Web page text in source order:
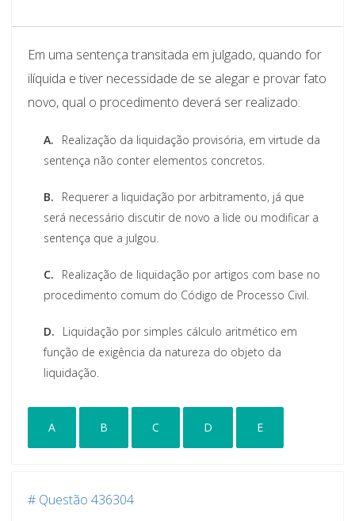
Em uma sentença transitada em julgado, quando for
ilíquida e tiver necessidade de se alegar e provar fato
novo, qual o procedimento deverá ser realizado:
A.
Realização da liquidação provisória, em virtude da
sentença não conter elementos concretos.
B.
Requerer a liquidação por arbitramento, já que
será necessário discutir de novo a lide ou modificar a
sentença que a julgou.
C.
Realização de liquidação por artigos com base no
procedimento comum do Código de Processo Civil.
D.
Liquidação por simples cálculo aritmético em
função de exigência da natureza do objeto da
liquidação.
A B C D E
# Questão 436304